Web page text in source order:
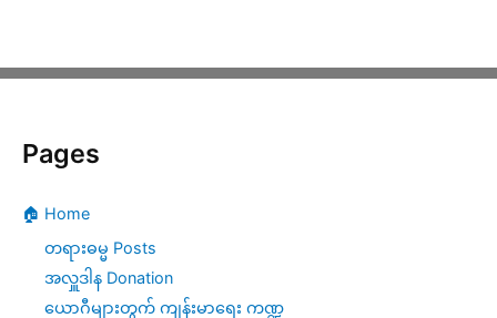
Pages
🏠 Home
တရားဓမ္မ Posts
အလှူဒါန Donation
ယောဂီများတွက် ကျန်းမာရေး ကဏ္ဍ